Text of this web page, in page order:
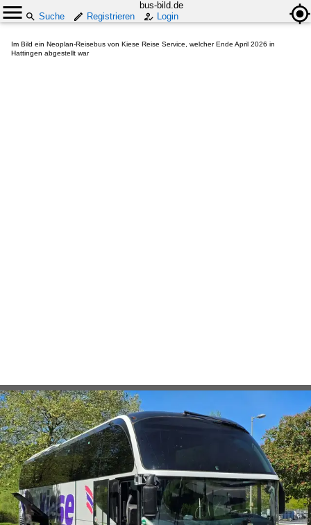
bus-bild.de
Suche
Registrieren Login
Im Bild ein Neoplan-Reisebus von Kiese Reise Service, welcher Ende April 2026 in
Hattingen abgestellt war